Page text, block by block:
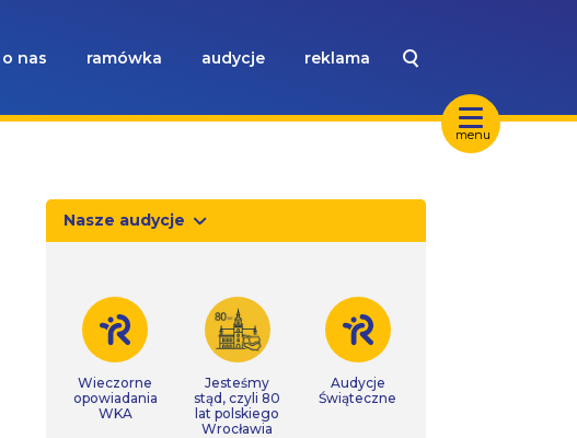
menu
o nas ramówka audycje reklama
Nasze audycje
Wieczorne
opowiadania
WKA
Jesteśmy
stąd, czyli 80
lat polskiego
Wrocławia
Audycje
Świąteczne